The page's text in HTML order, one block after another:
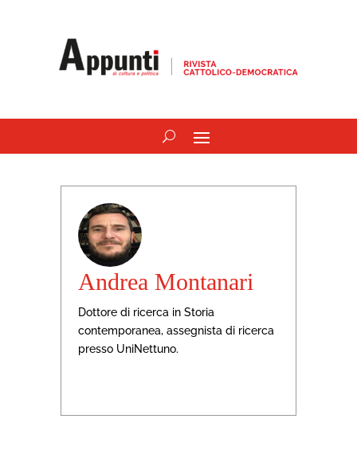
Andrea Montanari
Dottore di ricerca in Storia
contemporanea, assegnista di ricerca
presso UniNettuno.